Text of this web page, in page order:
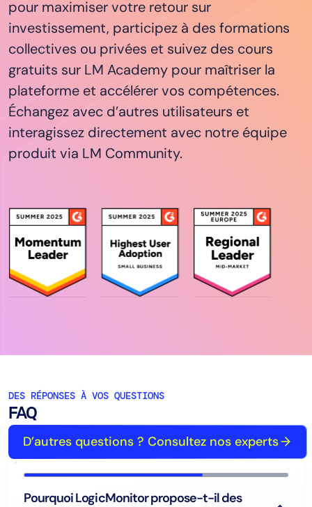
pour maximiser votre retour sur
investissement, participez à des formations
collectives ou privées et suivez des cours
gratuits sur LM Academy pour maîtriser la
plateforme et accélérer vos compétences.
Échangez avec d’autres utilisateurs et
interagissez directement avec notre équipe
produit via LM Community.
DES RÉPONSES À VOS QUESTIONS
FAQ
D’autres questions ? Consultez nos experts
Pourquoi LogicMonitor propose-t-il des